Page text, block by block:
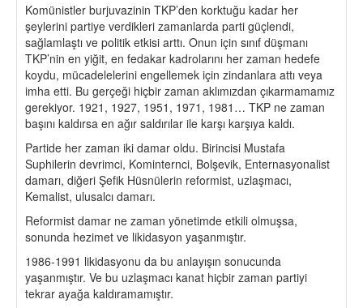
Komünistler burjuvazinin TKP’den korktuğu kadar her
şeylerini partiye verdikleri zamanlarda parti güçlendi,
sağlamlaştı ve politik etkisi arttı. Onun için sınıf düşmanı
TKP’nin en yiğit, en fedakar kadrolarını her zaman hedefe
koydu, mücadelelerini engellemek için zindanlara attı veya
imha etti. Bu gerçeği hiçbir zaman aklımızdan çıkarmamamız
gerekiyor. 1921, 1927, 1951, 1971, 1981… TKP ne zaman
başını kaldırsa en ağır saldırılar ile karşı karşıya kaldı.
Partide her zaman iki damar oldu. Birincisi Mustafa
Suphilerin devrimci, Kominternci, Bolşevik, Enternasyonalist
damarı, diğeri Şefik Hüsnülerin reformist, uzlaşmacı,
Kemalist, ulusalcı damarı.
Reformist damar ne zaman yönetimde etkili olmuşsa,
sonunda hezimet ve likidasyon yaşanmıştır.
1986-1991 likidasyonu da bu anlayışın sonucunda
yaşanmıştır. Ve bu uzlaşmacı kanat hiçbir zaman partiyi
tekrar ayağa kaldıramamıştır.